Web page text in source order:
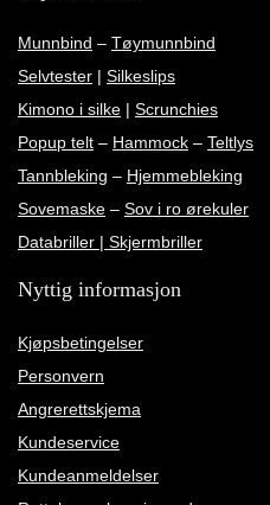
Munnbind – Tøymunnbind
Selvtester | Silkeslips
Kimono i silke | Scrunchies
Popup telt – Hammock – Teltlys
Tannbleking – Hjemmebleking
Sovemaske – Sov i ro ørekuler
Databriller | Skjermbriller
Nyttig informasjon
Kjøpsbetingelser
Personvern
Angrerettskjema
Kundeservice
Kundeanmeldelser